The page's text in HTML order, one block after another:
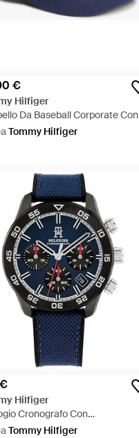
€
Hilfiger
Da Baseball Corporate Con
- Blu
Tommy Hilfiger
Hilfiger
Cronografo Con
Th - Blu
Tommy Hilfiger